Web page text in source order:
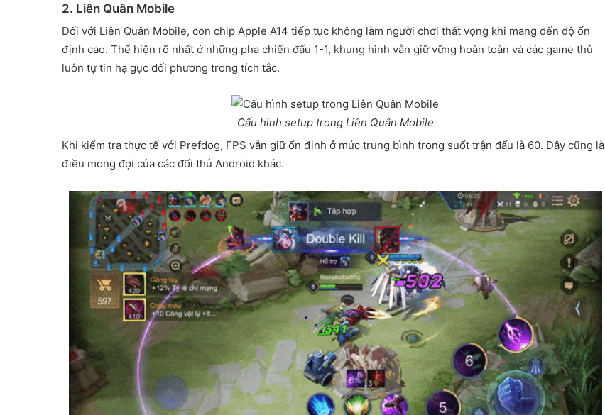
2. Liên Quân Mobile
Đối với Liên Quân Mobile, con chip Apple A14 tiếp tục không làm người chơi thất vọng khi mang đến độ ổn
định cao. Thể hiện rõ nhất ở những pha chiến đấu 1-1, khung hình vẫn giữ vững hoàn toàn và các game thủ
luôn tự tin hạ gục đối phương trong tích tắc.
Cấu hình setup trong Liên Quân Mobile
Khi kiểm tra thực tế với Prefdog, FPS vẫn giữ ổn định ở mức trung bình trong suốt trận đấu là 60. Đây cũng là
điều mong đợi của các đối thủ Android khác.